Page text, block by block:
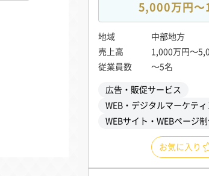
5,000万円〜
地域
中部地方
売上高
1,000万円〜
従業員数
〜5名
広告・販促サービス
WEB・デジタルマーケティ
WEBサイト・WEBページ
お気に入り